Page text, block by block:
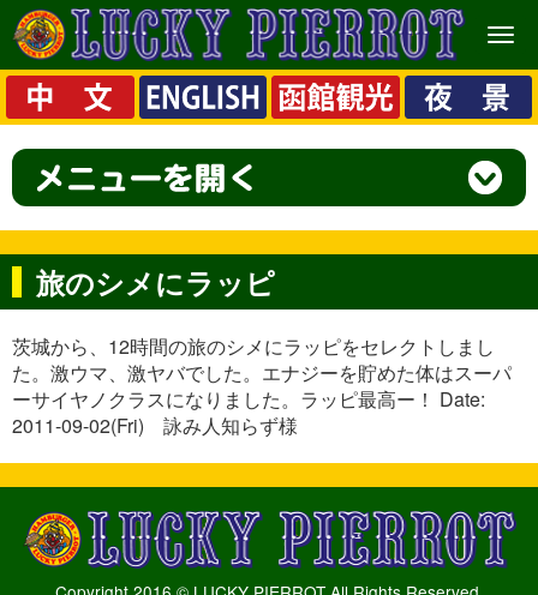
メ
ニ
ュ
ー
旅のシメにラッピ
茨城から、12時間の旅のシメにラッピをセレクトしまし
た。激ウマ、激ヤバでした。エナジーを貯めた体はスーパ
ーサイヤノクラスになりました。ラッピ最高ー！ Date:
2011-09-02(Fri) 詠み人知らず様